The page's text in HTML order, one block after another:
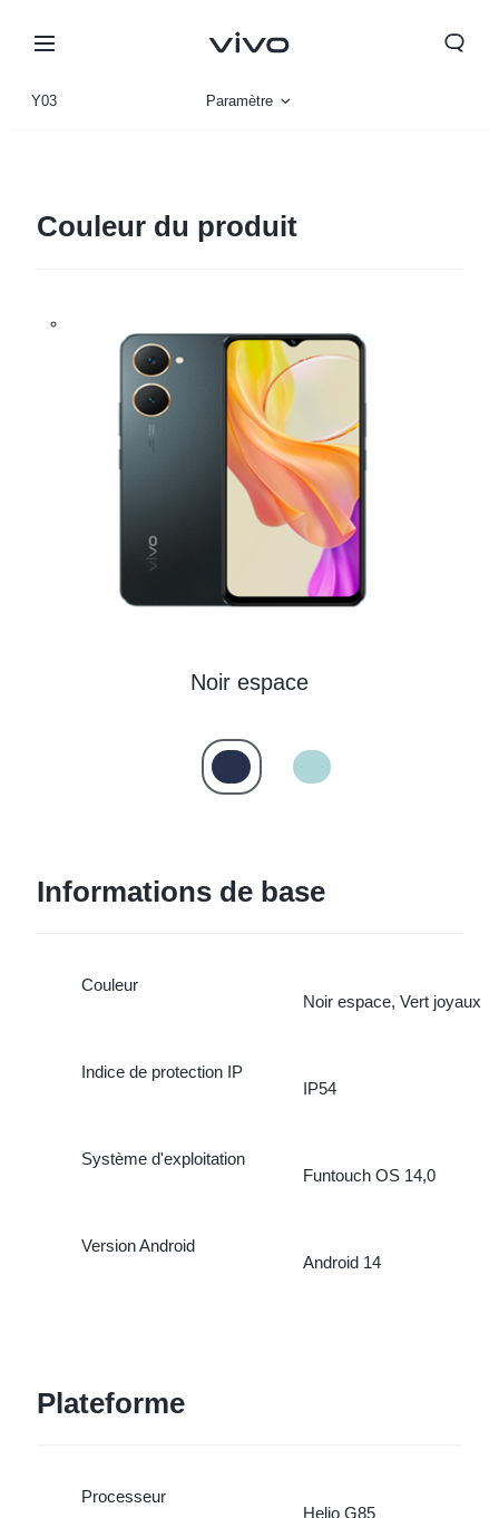
Morocco | Veuillez sélectionner le pays/la région
Y03 Paramètre
Couleur du produit
Noir espace
Informations de base
Couleur
Noir espace, Vert joyaux
Indice de protection IP
IP54
Système d'exploitation
Funtouch OS 14,0
Version Android
Android 14
Plateforme
Processeur
Helio G85